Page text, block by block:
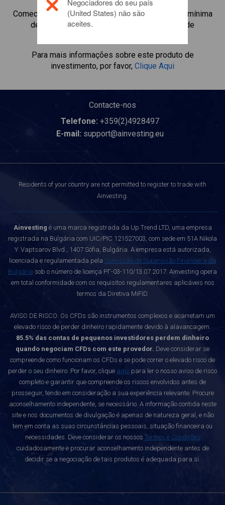
Comece a negociar CFDs deGolemcom margem mínima
de manutenção, melhor execução, até 1:200 de
Para mais informações sobre este produto de
investimento, por favor, Clique Aqui
Contacte-nos
Telefone: +359(2)4928497
E-mail: support@ainvesting.eu
Residents of your country are not permitted to register to trade with
Ainvesting.
Ainvesting é uma marca registrada da Up Trend LTD, uma empresa
registrada na Bulgária com UIC/PIC 121527003, com sede em 51A Nikola
Y. Vaptsarov Blvd., 1407 Sófia, Bulgária. A empresa está autorizada,
licenciada e regulamentada pela Comissão de Supervisão Financeira da
Bulgária sob o número de licença РГ-03-110/13.07.2017. Ainvesting opera
em total conformidade com os requisitos regulamentares aplicáveis nos
termos da Diretiva MiFID.
AVISO DE RISCO: Os CFDs são instrumentos complexos e acarretam um
elevado risco de perder dinheiro rapidamente devido à alavancagem.
85.5% das contas de pequenos investidores perdem dinheiro
quando negociam CFDs com este provedor. Deve considerar se
compreende como funcionam os CFDs e se pode correr o elevado risco de
perder o seu dinheiro. Por favor, clique aqui para ler o nosso aviso de risco
completo e garantir que compreende os riscos envolvidos antes de
prosseguir, tendo em consideração a sua experiência relevante. Procure
aconselhamento independente, se necessário. A informação contida neste
site e nos documentos de divulgação é apenas de natureza geral, e não
tem em conta as suas circunstâncias pessoais, situação financeira ou
necessidades. Deve considerar os nossos Termos e Condições
cuidadosamente e procurar aconselhamento independente antes de
decidir se a negociação de tais produtos é adequada para si.
Negociadores do seu país
(United States) não são
aceites.